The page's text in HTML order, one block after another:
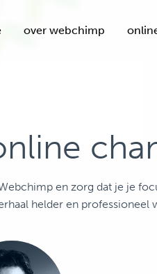
over webchimp
en zorg dat je je
helder en professioneel